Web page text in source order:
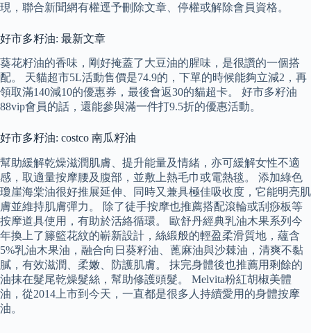
現，聯合新聞網有權逕予刪除文章、停權或解除會員資格。
好市多籽油: 最新文章
葵花籽油的香味，剛好掩蓋了大豆油的腥味，是很讚的一個搭
配。 天貓超市5L活動售價是74.9的，下單的時候能夠立減2，再
領取滿140減10的優惠券，最後會返30的貓超卡。 好市多籽油
88vip會員的話，還能參與滿一件打9.5折的優惠活動。
好市多籽油: costco 南瓜籽油
幫助緩解乾燥滋潤肌膚、提升能量及情緒，亦可緩解女性不適
感，取適量按摩腰及腹部，並敷上熱毛巾或電熱毯。 添加綠色
瓊崖海棠油很好推展延伸、同時又兼具極佳吸收度，它能明亮肌
膚並維持肌膚彈力。 除了徒手按摩也推薦搭配滾輪或刮痧板等
按摩道具使用，有助於活絡循環。 歐舒丹經典乳油木果系列今
年換上了籐籃花紋的嶄新設計，絲緞般的輕盈柔滑質地，蘊含
5%乳油木果油，融合向日葵籽油、蓖麻油與沙棘油，清爽不黏
膩，有效滋潤、柔嫩、防護肌膚。 抹完身體後也推薦用剩餘的
油抹在髮尾乾燥髮絲，幫助修護頭髮。 Melvita粉紅胡椒美體
油，從2014上市到今天，一直都是很多人持續愛用的身體按摩
油。